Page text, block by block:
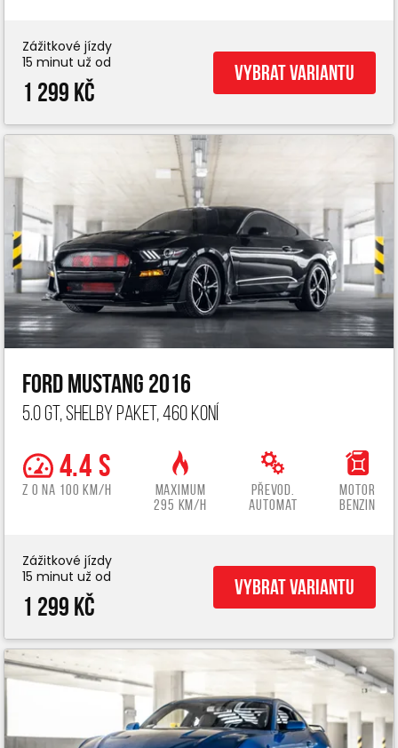
Zážitkové jízdy
15 minut už od
1 299 Kč
Vybrat variantu
Ford Mustang 2016
5.0 GT, Shelby paket, 460 koní
4.4 s
z 0 na 100 km/h
Maximum
295 km/h
Převod.
automat
Motor
benzin
Zážitkové jízdy
15 minut už od
1 299 Kč
Vybrat variantu